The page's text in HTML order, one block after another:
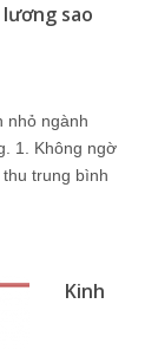
sao
nhỏ ngành
1. Không ngờ
trung bình
Kinh